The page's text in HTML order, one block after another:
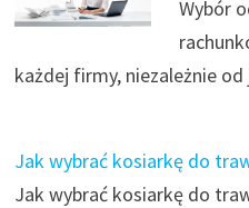
Wybór
każdej firmy, niezależnie
Jak wybrać kosiarkę do
Jak wybrać kosiarkę do